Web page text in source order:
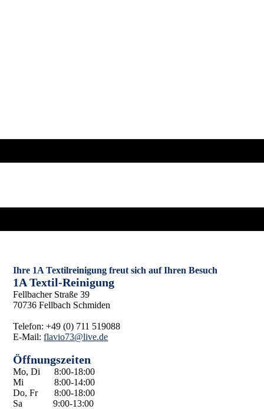
Ihre 1A Textilreinigung freut sich auf Ihren Besuch
1A Textil-Reinigung
Fellbacher Straße 39
70736 Fellbach Schmiden
Telefon: +49 (0) 711 519088
E-Mail:flavio73@live.de
Öffnungszeiten
Mo, Di 8:00-18:00
Mi 8:00-14:00
Do, Fr 8:00-18:00
Sa 9:00-13:00